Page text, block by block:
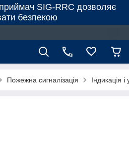
SIG-RRC дозволяє
безпекою
Пожежна сигналізація Індикація